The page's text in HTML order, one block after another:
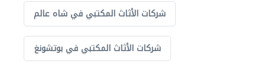
شركات الأثاث المكتبي في شاه عالم
شركات الأثاث المكتبي في بوتشونغ